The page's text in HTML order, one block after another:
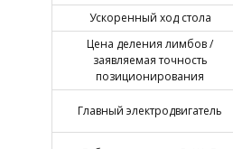
Ускоренный ход стола
Цена деления лимбов /
заявляемая точность
позиционирования
Главный электродвигатель